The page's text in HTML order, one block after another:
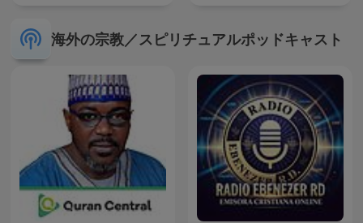
海外の宗教／スピリチュアルポッドキャスト